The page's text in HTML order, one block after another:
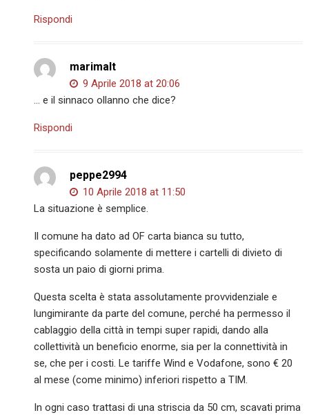
Rispondi
marimalt
9 Aprile 2018 at 20:06
… e il sinnaco ollanno che dice?
Rispondi
peppe2994
10 Aprile 2018 at 11:50
La situazione è semplice.
Il comune ha dato ad OF carta bianca su tutto,
specificando solamente di mettere i cartelli di divieto di
sosta un paio di giorni prima.
Questa scelta è stata assolutamente provvidenziale e
lungimirante da parte del comune, perché ha permesso il
cablaggio della città in tempi super rapidi, dando alla
collettività un beneficio enorme, sia per la connettività in
se, che per i costi. Le tariffe Wind e Vodafone, sono € 20
al mese (come minimo) inferiori rispetto a TIM.
In ogni caso trattasi di una striscia da 50 cm, scavati prima